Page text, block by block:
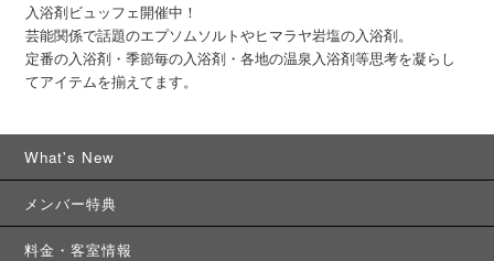
入浴剤ビュッフェ開催中！
芸能関係で話題のエプソムソルトやヒマラヤ岩塩の入浴剤。
定番の入浴剤・季節毎の入浴剤・各地の温泉入浴剤等思考を凝らし
てアイテムを揃えてます。
What's New
メンバー特典
料金・客室情報